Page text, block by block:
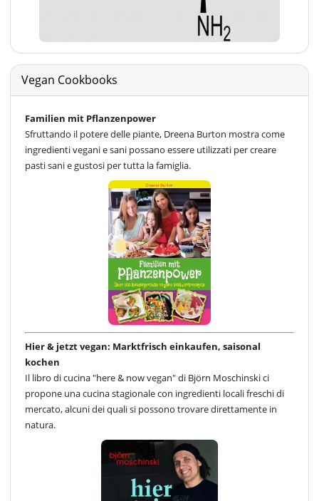
Vegan Cookbooks
Familien mit Pflanzenpower
Sfruttando il potere delle piante, Dreena Burton mostra come
ingredienti vegani e sani possano essere utilizzati per creare
pasti sani e gustosi per tutta la famiglia.
Hier & jetzt vegan: Marktfrisch einkaufen, saisonal
kochen
Il libro di cucina "here & now vegan" di Björn Moschinski ci
propone una cucina stagionale con ingredienti locali freschi di
mercato, alcuni dei quali si possono trovare direttamente in
natura.